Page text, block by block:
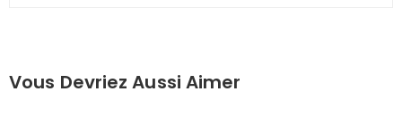
Vous Devriez Aussi Aimer